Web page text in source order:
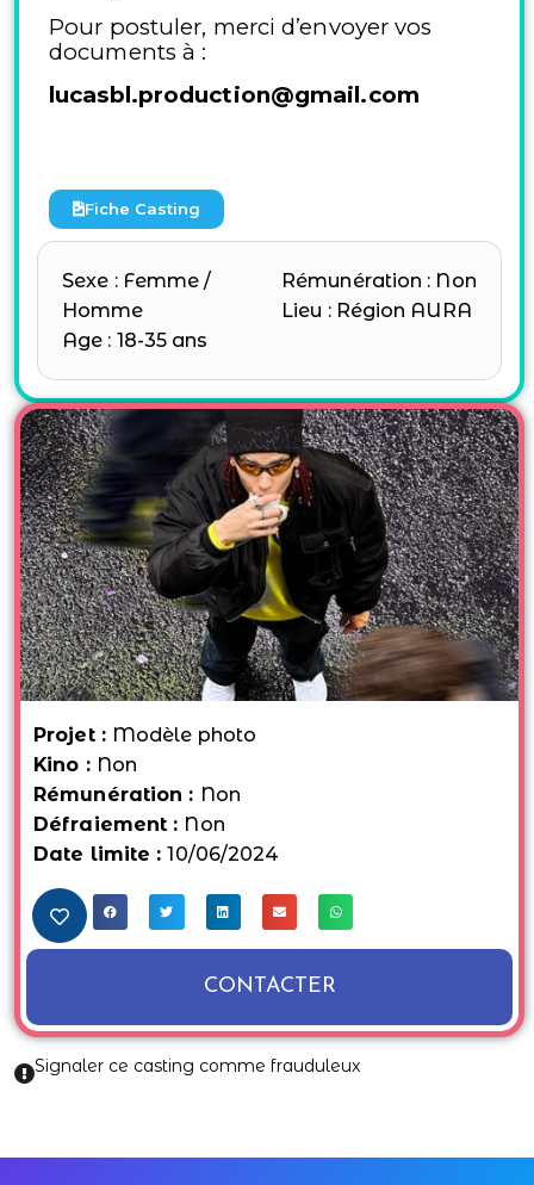
Pour postuler, merci d’envoyer vos
documents à :
lucasbl.production@gmail.com
Fiche Casting
Sexe : Femme /
Homme
Age : 18-35 ans
Rémunération : Non
Lieu : Région AURA
Projet : Modèle photo
Kino : Non
Rémunération : Non
Défraiement : Non
Date limite :10/06/2024
CONTACTER
Signaler ce casting comme frauduleux